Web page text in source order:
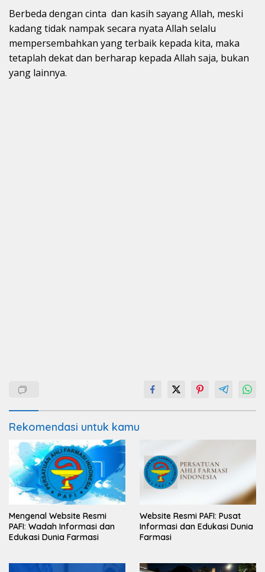
Berbeda dengan cinta dan kasih sayang Allah, meski
kadang tidak nampak secara nyata Allah selalu
mempersembahkan yang terbaik kepada kita, maka
tetaplah dekat dan berharap kepada Allah saja, bukan
yang lainnya.
Rekomendasi untuk kamu
Mengenal Website Resmi
PAFI: Wadah Informasi dan
Edukasi Dunia Farmasi
Website Resmi PAFI: Pusat
Informasi dan Edukasi Dunia
Farmasi